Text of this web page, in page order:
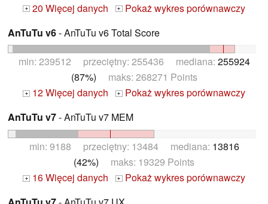
+ 20 Więcej danych + Pokaż wykres porównawczy
AnTuTu v6- AnTuTu v6 Total Score
min: 239512 przeciętny: 255436 mediana: 255924
(87%) maks: 268271 Points
+ 12 Więcej danych + Pokaż wykres porównawczy
AnTuTu v7- AnTuTu v7 MEM
min: 9188 przeciętny: 13484 mediana: 13816
(42%) maks: 19329 Points
+ 16 Więcej danych + Pokaż wykres porównawczy